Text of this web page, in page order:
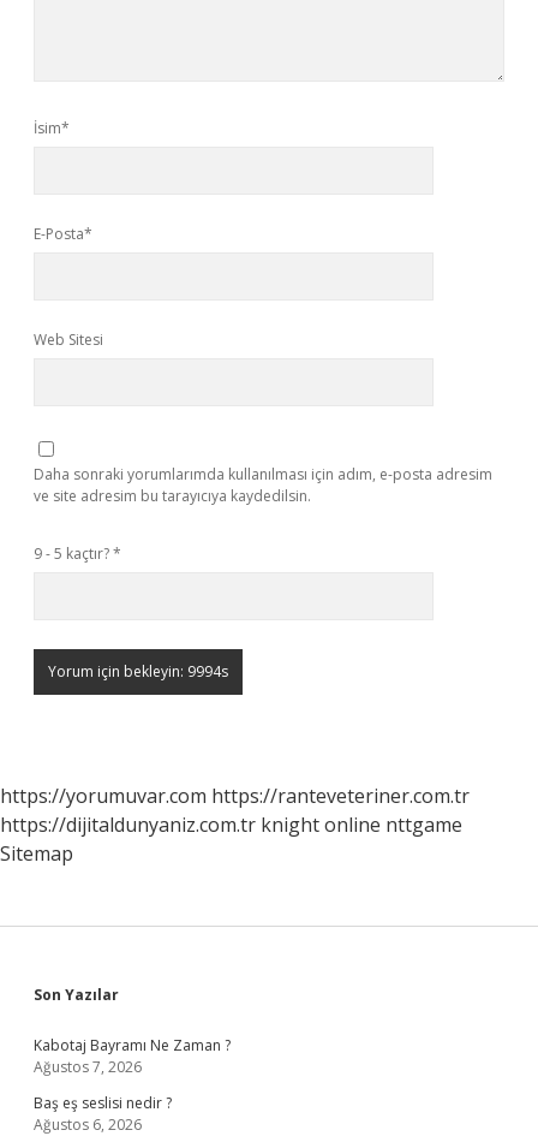
İsim*
E-Posta*
Web Sitesi
Daha sonraki yorumlarımda kullanılması için adım, e-posta adresim
ve site adresim bu tarayıcıya kaydedilsin.
9 - 5 kaçtır?*
https://yorumuvar.com https://ranteveteriner.com.tr
https://dijitaldunyaniz.com.tr knight online nttgame
Sitemap
Sidebar
Son Yazılar
Kabotaj Bayramı Ne Zaman ?
Ağustos 7, 2026
Baş eş seslisi nedir ?
Ağustos 6, 2026